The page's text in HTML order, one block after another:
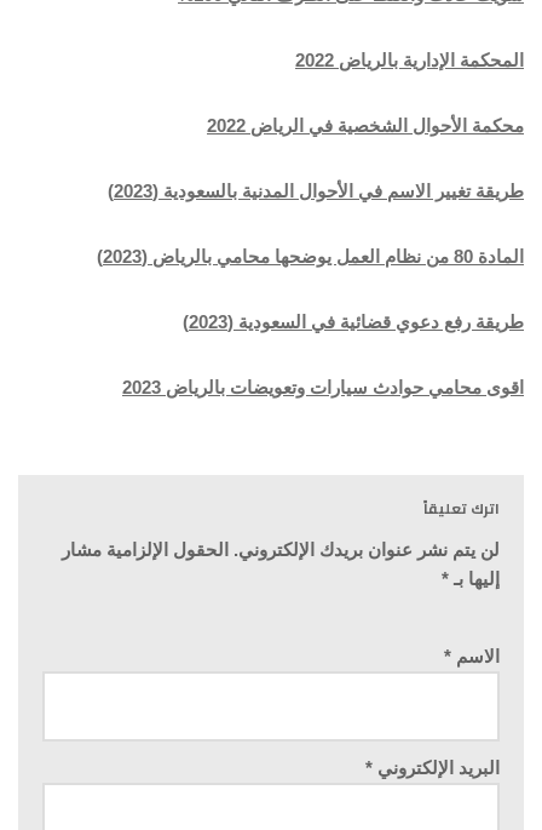
المحكمة الإدارية بالرياض 2022
محكمة الأحوال الشخصية في الرياض 2022
طريقة تغيير الاسم في الأحوال المدنية بالسعودية (2023)
المادة 80 من نظام العمل يوضحها محامي بالرياض (2023)
طريقة رفع دعوي قضائية في السعودية (2023)
اقوى محامي حوادث سيارات وتعويضات بالرياض 2023
اترك تعليقاً
لن يتم نشر عنوان بريدك الإلكتروني. الحقول الإلزامية مشار
إليها بـ *
الاسم *
البريد الإلكتروني *